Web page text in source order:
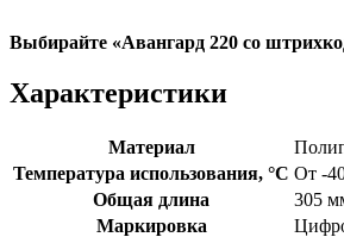
Выбирайте «Авангард 220 со
Характеристики
Материал
Температура использования, °C От -
Общая длина
305
Маркировка